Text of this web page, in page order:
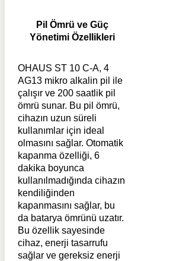
Pil Ömrü ve Güç
Yönetimi Özellikleri
OHAUS ST 10 C-A, 4
AG13 mikro alkalin pil ile
çalışır ve 200 saatlik pil
ömrü sunar. Bu pil ömrü,
cihazın uzun süreli
kullanımlar için ideal
olmasını sağlar. Otomatik
kapanma özelliği, 6
dakika boyunca
kullanılmadığında cihazın
kendiliğinden
kapanmasını sağlar, bu
da batarya ömrünü uzatır.
Bu özellik sayesinde
cihaz, enerji tasarrufu
sağlar ve gereksiz enerji